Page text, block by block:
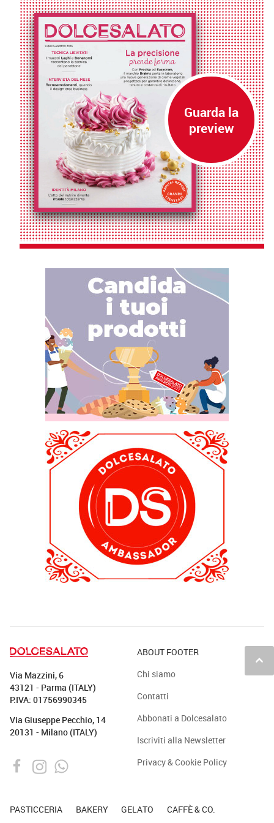
keyboard_arrow_up
Via Mazzini, 6
43121 - Parma (ITALY)
P.IVA: 01756990345
Via Giuseppe Pecchio, 14
20131 - Milano (ITALY)
ABOUT FOOTER
Chi siamo
Contatti
Abbonati a Dolcesalato
Iscriviti alla Newsletter
Privacy & Cookie Policy
PASTICCERIA BAKERY GELATO CAFFÈ & CO.